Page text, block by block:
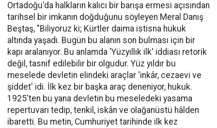
Ortadoğu'da halkların kalıcı bir barışa ermesi açısından
tarihsel bir imkanın doğduğunu söyleyen Meral Danış
Beştaş, "Biliyoruz ki; Kürtler daima istisna hukuk
altında yaşadı. Bugün bu alanın son bulması için bir
kapı aralanıyor. Bu anlamda 'Yüzyıllık ilk' iddiası retorik
değil, tasnif edilebilir bir olgudur. Yüz yıldır bu
meselede devletin elindeki araçlar 'inkâr, cezaevi ve
şiddet' idi. İlk kez bir başka araç deneniyor, hukuk.
1925'ten bu yana devletin bu meseledeki yasama
repertuvarı tedip, tenkil, iskân ve olağanüstü hâlden
ibaretti. Bu metin, Cumhuriyet tarihinde ilk kez